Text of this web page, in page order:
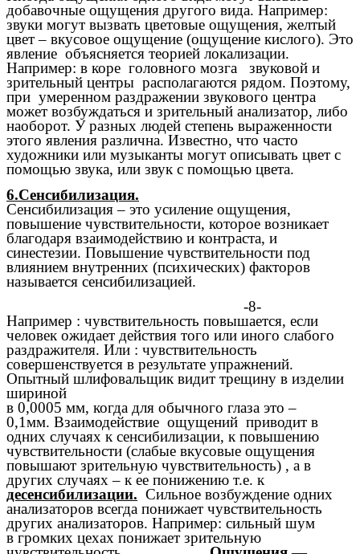
добавочные ощущения другого вида. Например:
звуки могут вызвать цветовые ощущения, желтый
цвет – вкусовое ощущение (ощущение кислого). Это
явление объясняется теорией локализации.
Например: в коре головного мозга звуковой и
зрительный центры располагаются рядом. Поэтому,
при умеренном раздражении звукового центра
может возбуждаться и зрительный анализатор, либо
наоборот. У разных людей степень выраженности
этого явления различна. Известно, что часто
художники или музыканты могут описывать цвет с
помощью звука, или звук с помощью цвета.
6.Сенсибилизация.
Сенсибилизация – это усиление ощущения,
повышение чувствительности, которое возникает
благодаря взаимодействию и контраста, и
синестезии. Повышение чувствительности под
влиянием внутренних (психических) факторов
называется сенсибилизацией.
-8-
Например : чувствительность повышается, если
человек ожидает действия того или иного слабого
раздражителя. Или : чувствительность
совершенствуется в результате упражнений.
Опытный шлифовальщик видит трещину в изделии
шириной
в 0,0005 мм, когда для обычного глаза это –
0,1мм. Взаимодействие ощущений приводит в
одних случаях к сенсибилизации, к повышению
чувствительности (слабые вкусовые ощущения
повышают зрительную чувствительность) , а в
других случаях – к ее понижению т.е. к
десенсибилизации. Сильное возбуждение одних
анализаторов всегда понижает чувствительность
других анализаторов. Например: сильный шум
в громких цехах понижает зрительную